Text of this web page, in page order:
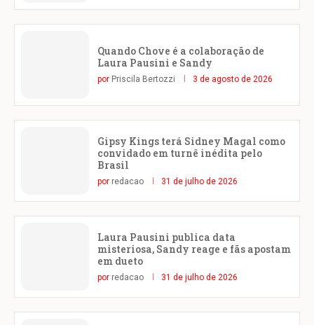
Quando Chove é a colaboração de
Laura Pausini e Sandy
por Priscila Bertozzi 3 de agosto de 2026
Gipsy Kings terá Sidney Magal como
convidado em turnê inédita pelo
Brasil
por redacao 31 de julho de 2026
Laura Pausini publica data
misteriosa, Sandy reage e fãs apostam
em dueto
por redacao 31 de julho de 2026